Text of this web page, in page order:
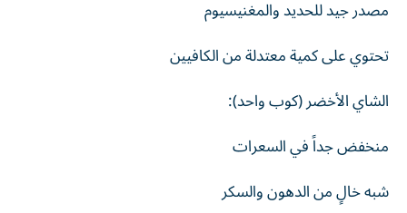
مصدر جيد للحديد والمغنيسيوم
تحتوي على كمية معتدلة من الكافيين
الشاي الأخضر (كوب واحد):
منخفض جداً في السعرات
شبه خالٍ من الدهون والسكر